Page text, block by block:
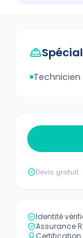
Devis gratuit
Identité
Assurance
Certification